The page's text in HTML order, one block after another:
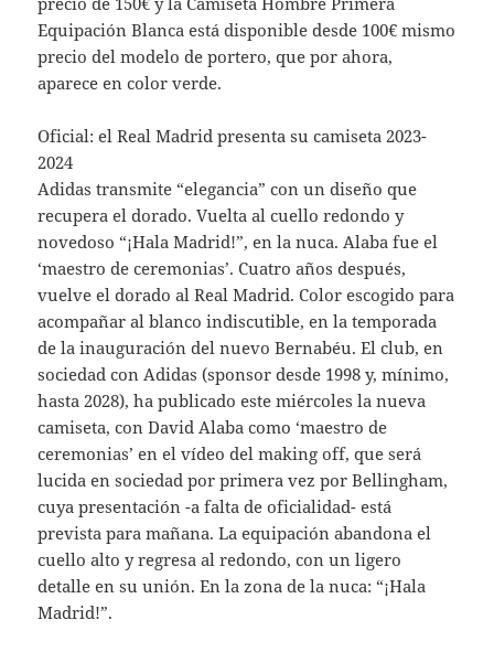
Equipación Blanca está disponible desde 100€ mismo
precio del modelo de portero, que por ahora,
aparece en color verde.
Oficial: el Real Madrid presenta su camiseta 2023-
2024
Adidas transmite “elegancia” con un diseño que
recupera el dorado. Vuelta al cuello redondo y
novedoso “¡Hala Madrid!”, en la nuca. Alaba fue el
‘maestro de ceremonias’. Cuatro años después,
vuelve el dorado al Real Madrid. Color escogido para
acompañar al blanco indiscutible, en la temporada
de la inauguración del nuevo Bernabéu. El club, en
sociedad con Adidas (sponsor desde 1998 y, mínimo,
hasta 2028), ha publicado este miércoles la nueva
camiseta, con David Alaba como ‘maestro de
ceremonias’ en el vídeo del making off, que será
lucida en sociedad por primera vez por Bellingham,
cuya presentación -a falta de oficialidad- está
prevista para mañana. La equipación abandona el
cuello alto y regresa al redondo, con un ligero
detalle en su unión. En la zona de la nuca: “¡Hala
Madrid!”.